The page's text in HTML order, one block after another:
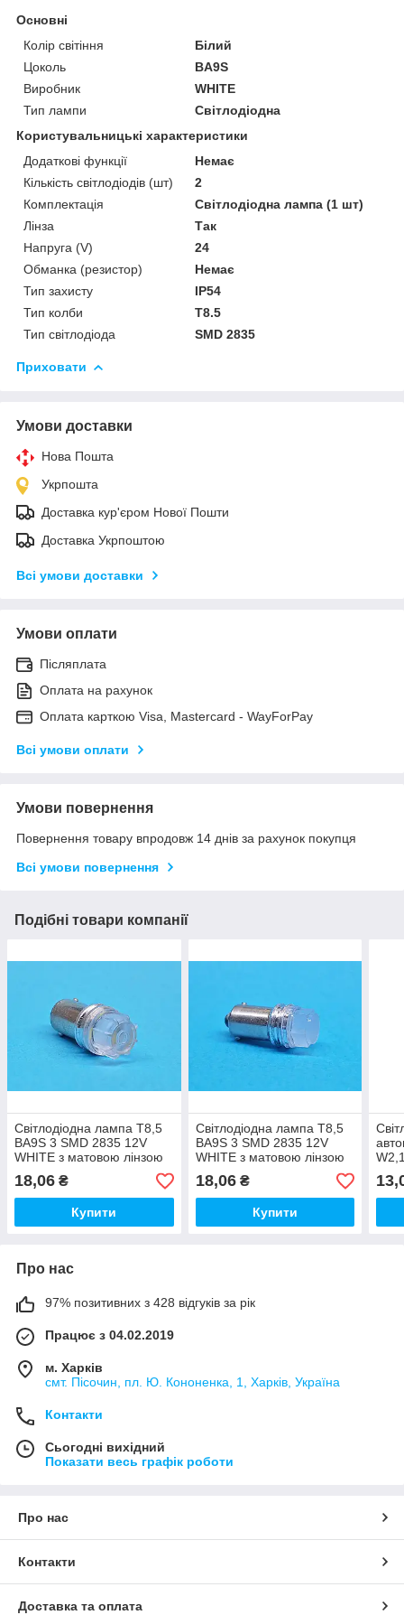
Основні
Колір світіння
Білий
Цоколь
BA9S
Виробник
WHITE
Тип лампи
Світлодіодна
Користувальницькі характеристики
Додаткові функції
Немає
Кількість світлодіодів (шт)
2
Комплектація
Світлодіодна лампа (1 шт)
Лінза
Так
Напруга (V)
24
Обманка (резистор)
Немає
Тип захисту
IP54
Тип колби
T8.5
Тип світлодіода
SMD 2835
Приховати
Умови доставки
Нова Пошта
Укрпошта
Доставка кур'єром Нової Пошти
Доставка Укрпоштою
Всі умови доставки
Умови оплати
Післяплата
Оплата на рахунок
Оплата карткою Visa, Mastercard - WayForPay
Всі умови оплати
Умови повернення
Повернення товару впродовж 14 днів за рахунок покупця
Всі умови повернення
Подібні товари компанії
Світлодіодна лампа T8,5
BA9S 3 SMD 2835 12V
WHITE з матовою лінзою
(NUT SM)
18,06 ₴
Купити
Світлодіодна лампа T8,5
BA9S 3 SMD 2835 12V
WHITE з матовою лінзою
(NUT ST SM)
18,06₴
Купити
12V
Про нас
97% позитивних з 428 відгуків за рік
Працює з 04.02.2019
м. Харків
смт. Пісочин, пл. Ю. Кононенка, 1, Харків, Україна
Контакти
Сьогодні вихідний
Показати весь графік роботи
Про нас
Контакти
Доставка та оплата